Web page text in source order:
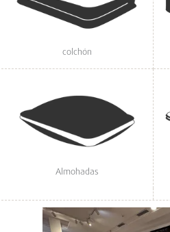
colchón
Almohadas